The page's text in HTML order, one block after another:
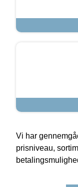
Vi har
prisniveau,